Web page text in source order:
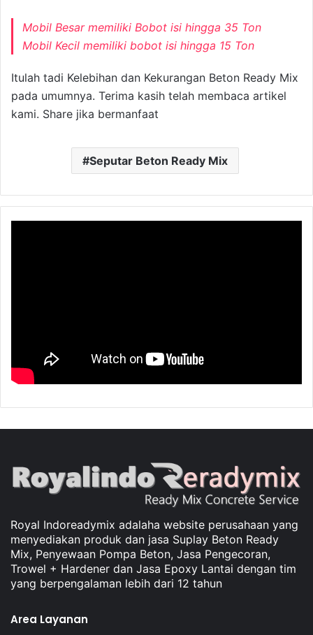
Mobil Besar memiliki Bobot isi hingga 35 Ton
Mobil Kecil memiliki bobot isi hingga 15 Ton
Itulah tadi Kelebihan dan Kekurangan Beton Ready Mix
pada umumnya. Terima kasih telah membaca artikel
kami. Share jika bermanfaat
Seputar Beton Ready Mix
Royal Indoreadymix adalaha website perusahaan yang
menyediakan produk dan jasa Suplay Beton Ready
Mix, Penyewaan Pompa Beton, Jasa Pengecoran,
Trowel + Hardener dan Jasa Epoxy Lantai dengan tim
yang berpengalaman lebih dari 12 tahun
Area Layanan